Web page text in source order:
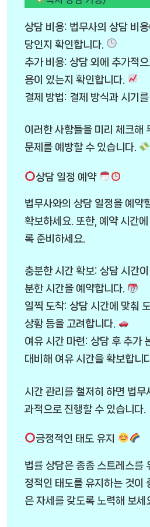
상담 비용: 법무사의 상담 비
당인지 확인합니다.
추가 비용: 상담 외에 추가적으
용이 있는지 확인합니다.
결제 방법: 결제 방식과 시기를
이러한 사항들을 미리 체크해
문제를 예방할 수 있습니다.
상담 일정 예약
법무사와의 상담 일정을 예약
확보하세요. 또한, 예약 시간
록 준비하세요.
충분한 시간 확보: 상담 시간
분한 시간을 예약합니다.
일찍 도착: 상담 시간에 맞춰
상황 등을 고려합니다.
여유 시간 마련: 상담 후 추가
대비해 여유 시간을 확보합니
시간 관리를 철저히 하면 법무
과적으로 진행할 수 있습니다.
긍정적인 태도 유지
법률 상담은 종종 스트레스를
정적인 태도를 유지하는 것이
은 자세를 갖도록 노력해 보세